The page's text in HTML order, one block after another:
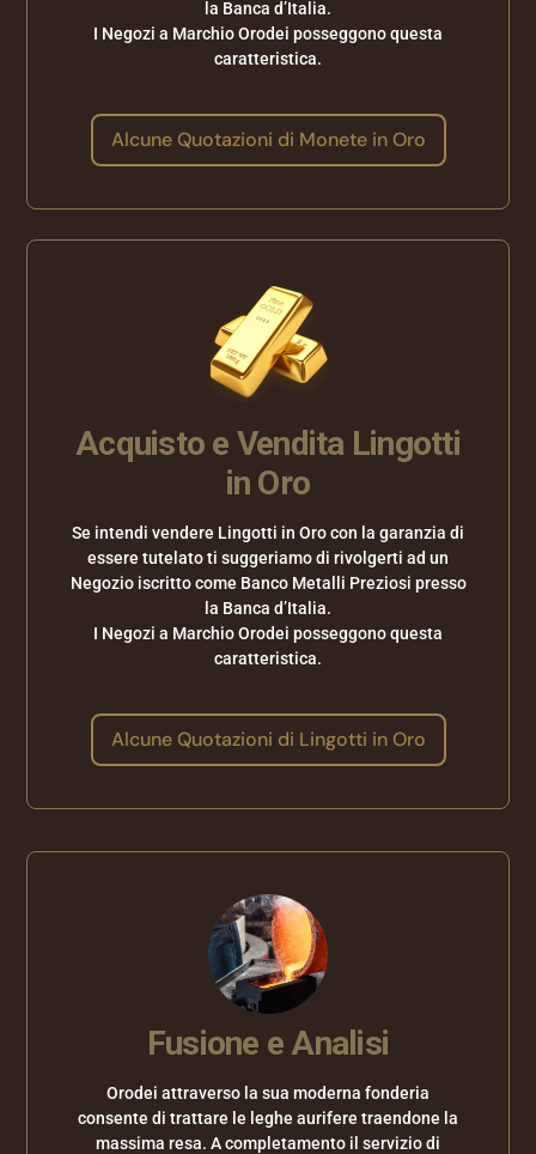
la Banca d’Italia.
I Negozi a Marchio Orodei posseggono questa
caratteristica.
Alcune Quotazioni di Monete in Oro
Acquisto e Vendita Lingotti
in Oro
Se intendi vendere Lingotti in Oro con la garanzia di
essere tutelato ti suggeriamo di rivolgerti ad un
Negozio iscritto come Banco Metalli Preziosi presso
la Banca d’Italia.
I Negozi a Marchio Orodei posseggono questa
caratteristica.
Alcune Quotazioni di Lingotti in Oro
Fusione e Analisi
Orodei attraverso la sua moderna fonderia
consente di trattare le leghe aurifere traendone la
massima resa. A completamento il servizio di